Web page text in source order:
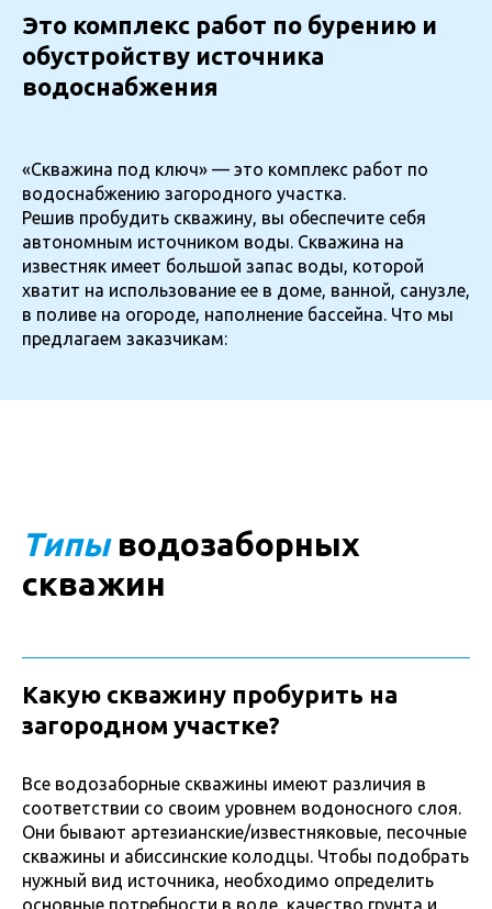
Это комплекс работ по бурению и
обустройству источника
водоснабжения
«Скважина под ключ» — это комплекс работ по
водоснабжению загородного участка.
Решив пробудить скважину, вы обеспечите себя
автономным источником воды. Скважина на
известняк имеет большой запас воды, которой
хватит на использование ее в доме, ванной, санузле,
в поливе на огороде, наполнение бассейна. Что мы
предлагаем заказчикам:
Типыводозаборных
скважин
Какую скважину пробурить на
загородном участке?
Все водозаборные скважины имеют различия в
соответствии со своим уровнем водоносного слоя.
Они бывают артезианские/известняковые, песочные
скважины и абиссинские колодцы. Чтобы подобрать
нужный вид источника, необходимо определить
основные потребности в воде, качество грунта и